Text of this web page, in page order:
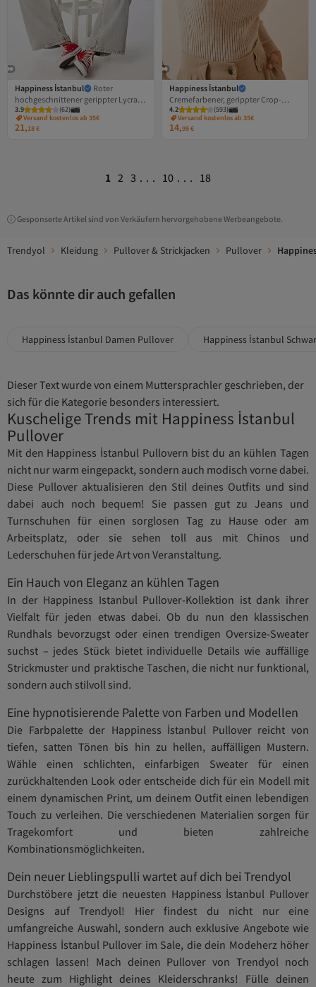
Happiness İstanbul
Roter
hochgeschnittener gerippter Lycra-
Pullover für Damen DD01007
3.9 (62)
Versand kostenlos ab 35€
21,18€
Happiness İstanbul
Cremefarbener, gerippter Crop-
Strickpullover mit Polokragen für
Damen VA00028
4.2 (593)
Versand kostenlos ab 35€
14,99€
1 2 3 ... 10 ... 18
Gesponserte Artikel sind von Verkäufern hervorgehobene Werbeangebote.
Trendyol Kleidung Pullover & Strickjacken Pullover
Das könnte dir auch gefallen
Happiness İstanbul Damen Pullover Happiness İstanbul
Dieser Text wurde von einem Muttersprachler geschrieben, der
sich für die Kategorie besonders interessiert.
Kuschelige Trends mit Happiness İstanbul
Pullover
Mit den Happiness İstanbul Pullovern bist du an kühlen Tagen
nicht nur warm eingepackt, sondern auch modisch vorne dabei.
Diese Pullover aktualisieren den Stil deines Outfits und sind
dabei auch noch bequem! Sie passen gut zu Jeans und
Turnschuhen für einen sorglosen Tag zu Hause oder am
Arbeitsplatz, oder sie sehen toll aus mit Chinos und
Lederschuhen für jede Art von Veranstaltung.
Ein Hauch von Eleganz an kühlen Tagen
In der Happiness Istanbul Pullover-Kollektion ist dank ihrer
Vielfalt für jeden etwas dabei. Ob du nun den klassischen
Rundhals bevorzugst oder einen trendigen Oversize-Sweater
suchst – jedes Stück bietet individuelle Details wie auffällige
Strickmuster und praktische Taschen, die nicht nur funktional,
sondern auch stilvoll sind.
Eine hypnotisierende Palette von Farben und Modellen
Die Farbpalette der Happiness İstanbul Pullover reicht von
tiefen, satten Tönen bis hin zu hellen, auffälligen Mustern.
Wähle einen schlichten, einfarbigen Sweater für einen
zurückhaltenden Look oder entscheide dich für ein Modell mit
einem dynamischen Print, um deinem Outfit einen lebendigen
Touch zu verleihen. Die verschiedenen Materialien sorgen für
Tragekomfort und bieten zahlreiche
Kombinationsmöglichkeiten.
Dein neuer Lieblingspulli wartet auf dich bei Trendyol
Durchstöbere jetzt die neuesten Happiness İstanbul Pullover
Designs auf Trendyol! Hier findest du nicht nur eine
umfangreiche Auswahl, sondern auch exklusive Angebote wie
Happiness İstanbul Pullover im Sale, die dein Modeherz höher
schlagen lassen! Mach deinen Pullover von Trendyol noch
heute zum Highlight deines Kleiderschranks! Fülle deinen